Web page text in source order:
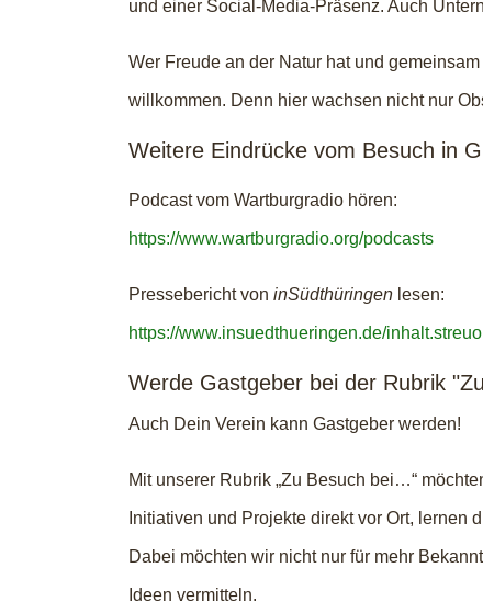
und einer Social-Media-Präsenz. Auch
Wer Freude an der Natur hat und
willkommen. Denn hier wachsen nicht nur
Weitere Eindrücke vom Besuch in
Podcast vom Wartburgradio hören:
https://www.wartburgradio.org/podcasts
Pressebericht von inSüdthüringen lesen:
https://www.insuedthueringen.de/
Werde Gastgeber bei der Rubrik
Auch Dein Verein kann Gastgeber werden!
Mit unserer Rubrik „Zu Besuch bei…“
Initiativen und Projekte direkt vor Ort,
Dabei möchten wir nicht nur für mehr
Ideen vermitteln.